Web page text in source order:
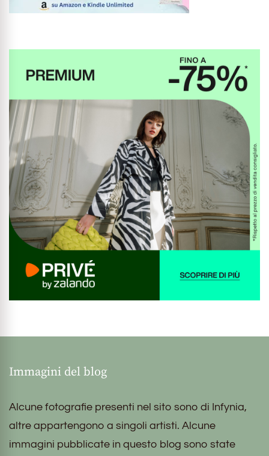
Immagini del blog
Alcune fotografie presenti nel sito sono di Infynia,
altre appartengono a singoli artisti. Alcune
immagini pubblicate in questo blog sono state